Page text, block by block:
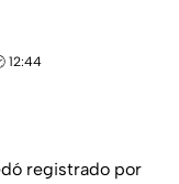
12:44
registrado por